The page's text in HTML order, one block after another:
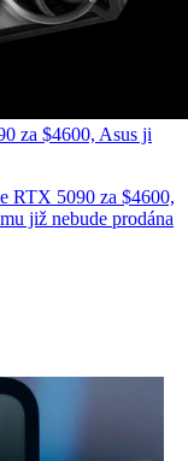
za $4600, Asus ji
RTX 5090 za $4600,
již nebude prodána